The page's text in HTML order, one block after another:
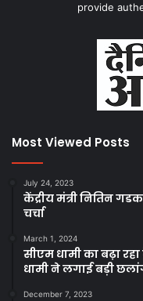
provide
Most Viewed Posts
July 24, 2023
केंद्रीय मंत्री नितिन
चर्चा
March 1, 2024
सीएम धामी का बढ़ा
धामी ने लगाई बड़ी
December 7, 2023